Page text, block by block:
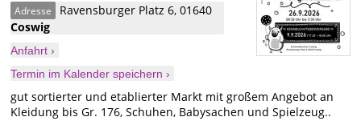
Adresse Ravensburger Platz 6,01640
Coswig
Anfahrt ›
Termin im Kalender speichern ›
gut sortierter und etablierter Markt mit großem Angebot an
Kleidung bis Gr. 176, Schuhen, Babysachen und Spielzeug..